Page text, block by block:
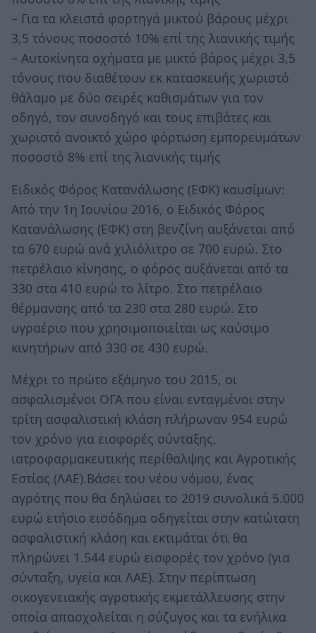
– Για τα κλειστά φορτηγά μικτού βάρους μέχρι
3,5 τόνους ποσοστό 10% επί της λιανικής τιμής
– Αυτοκίνητα οχήματα με μικτό βάρος μέχρι 3,5
τόνους που διαθέτουν εκ κατασκευής χωριστό
θάλαμο με δύο σειρές καθισμάτων για τον
οδηγό, τον συνοδηγό και τους επιβάτες και
χωριστό ανοικτό χώρο φόρτωση εμπορευμάτων
ποσοστό 8% επί της λιανικής τιμής
Ειδικός Φόρος Κατανάλωσης (ΕΦΚ) καυσίμων:
Από την 1η Ιουνίου 2016, ο Ειδικός Φόρος
Κατανάλωσης (ΕΦΚ) στη βενζίνη αυξάνεται από
τα 670 ευρώ ανά χιλιόλιτρο σε 700 ευρώ. Στο
πετρέλαιο κίνησης, ο φόρος αυξάνεται από τα
330 στα 410 ευρώ το λίτρο. Στο πετρέλαιο
θέρμανσης από τα 230 στα 280 ευρώ. Στο
υγραέριο που χρησιμοποιείται ως καύσιμο
κινητήρων από 330 σε 430 ευρώ.
Μέχρι το πρώτο εξάμηνο του 2015, οι
ασφαλισμένοι ΟΓΑ που είναι ενταγμένοι στην
τρίτη ασφαλιστική κλάση πλήρωναν 954 ευρώ
τον χρόνο για εισφορές σύνταξης,
ιατροφαρμακευτικής περίθαλψης και Αγροτικής
Εστίας (ΛΑΕ).Βάσει του νέου νόμου, ένας
αγρότης που θα δηλώσει το 2019 συνολικά 5.000
ευρώ ετήσιο εισόδημα οδηγείται στην κατώτατη
ασφαλιστική κλάση και εκτιμάται ότι θα
πληρώνει 1.544 ευρώ εισφορές τον χρόνο (για
σύνταξη, υγεία και ΛΑΕ). Στην περίπτωση
οικογενειακής αγροτικής εκμετάλλευσης στην
οποία απασχολείται η σύζυγος και τα ενήλικα